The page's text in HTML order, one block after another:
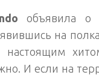
объявила о
на
настоящим
И если на